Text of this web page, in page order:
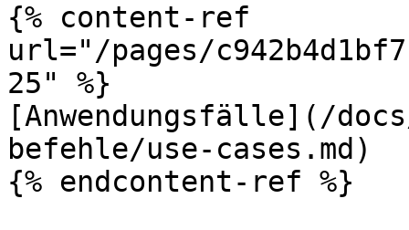
{% content-ref
url="/pages/
25" %}
[Anwendungsfälle](/
befehle/use-cases.md)
{% endcontent-ref %}